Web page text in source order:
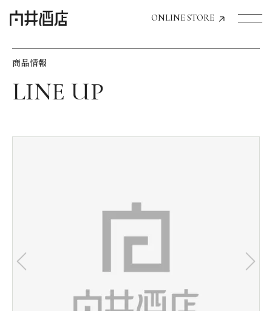
ONLINE STORE
飲食店経営のお客様
お気に入り機能の活用方法
会社情報
商品情報